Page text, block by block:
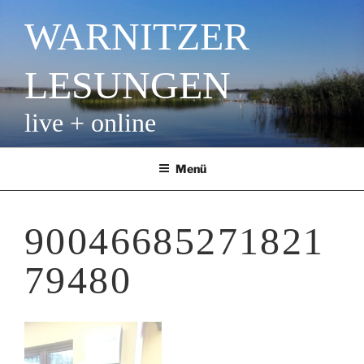
Inhalt
springenWARNITZER
LESUNGEN
live + online
Menü
90046685271821
79480